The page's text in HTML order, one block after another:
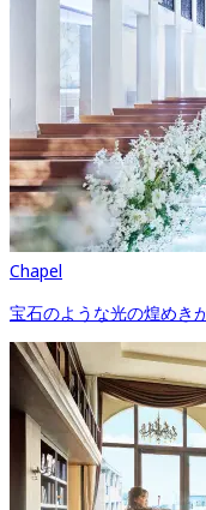
Chapel
宝石のような光の煌めき